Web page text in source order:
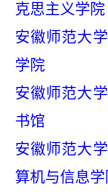
克思主义学院
安徽师范大
学院
安徽师范大
书馆
安徽师范大
算机与信息学